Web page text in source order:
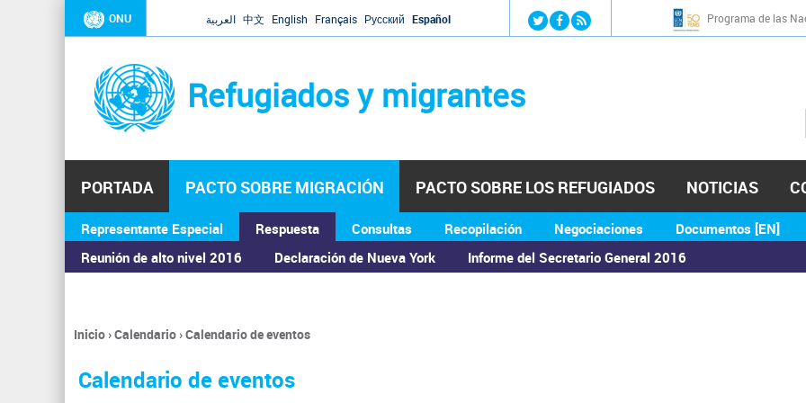
Jump to navigation
ONU العربية 中文 English Français Русский Español Programa de las
Refugiados y migrantes
PORTADA PACTO SOBRE MIGRACIÓN
Representante Especial
Respuesta
Reunión de alto nivel 2016
Declaración de Nueva York Informe del Secretario General 2016
Consultas Recopilación Negociaciones Documentos [EN]
PACTO SOBRE LOS REFUGIADOS NOTICIAS
ASAMBLEA GENERAL
Se
encuentra
usted
Inicio›Calendario›Calendario de eventos
Calendario de eventos